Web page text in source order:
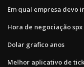
Em qual empresa devo
Hora de negociação spx
Dolar grafico anos
Melhor aplicativo de